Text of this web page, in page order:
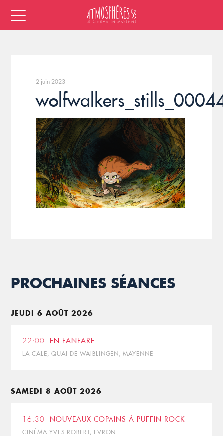
2 juin 2023
PROCHAINES SÉANCES
JEUDI 6 AOÛT 2026
22:00 EN FANFARE
LA CALE, QUAI DE WAIBLINGEN, MAYENNE
SAMEDI 8 AOÛT 2026
16:30 NOUVEAUX COPAINS À PUFFIN ROCK
CINÉMA YVES ROBERT, EVRON